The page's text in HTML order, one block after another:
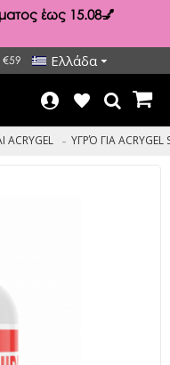
έως 15.08💅
Ελλάδα
ΥΓΡΌ ΓΙΑ ACRYGEL